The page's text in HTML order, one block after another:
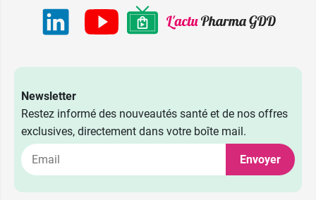
Newsletter
Restez informé des nouveautés santé et de nos offres
exclusives, directement dans votre boîte mail.
Envoyer